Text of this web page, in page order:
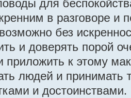
для
в разговоре и
без
и доверять порой
приложить к этому
людей и принимать
и